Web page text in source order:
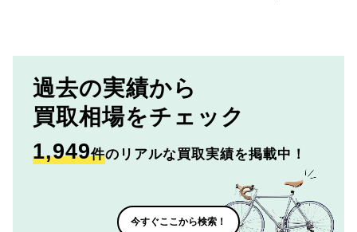
過去の実績から
買取相場をチェック
1,949件のリアルな買取実績を掲載中！
今すぐここから検索！